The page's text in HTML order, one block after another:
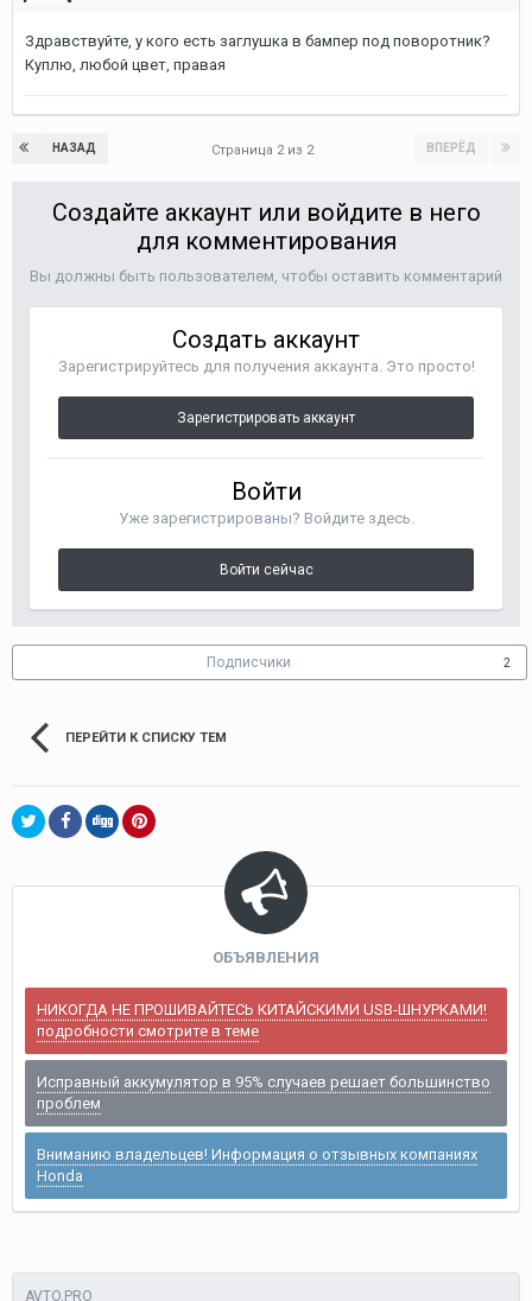
Здравствуйте, у кого есть заглушка в бампер под поворотник?
Куплю, любой цвет, правая
НАЗАД ВПЕРЁД
Страница 2 из 2
Создайте аккаунт или войдите в него
для комментирования
Вы должны быть пользователем, чтобы оставить комментарий
Создать аккаунт
Зарегистрируйтесь для получения аккаунта. Это просто!
Зарегистрировать аккаунт
Войти
Уже зарегистрированы? Войдите здесь.
Войти сейчас
Подписчики 2
ПЕРЕЙТИ К СПИСКУ ТЕМ
ОБЪЯВЛЕНИЯ
НИКОГДА НЕ ПРОШИВАЙТЕСЬ КИТАЙСКИМИ USB-ШНУРКАМИ!
подробности смотрите в теме
Исправный аккумулятор в 95% случаев решает большинство
проблем
Вниманию владельцев! Информация о отзывных компаниях
Honda
AVTO.PRO